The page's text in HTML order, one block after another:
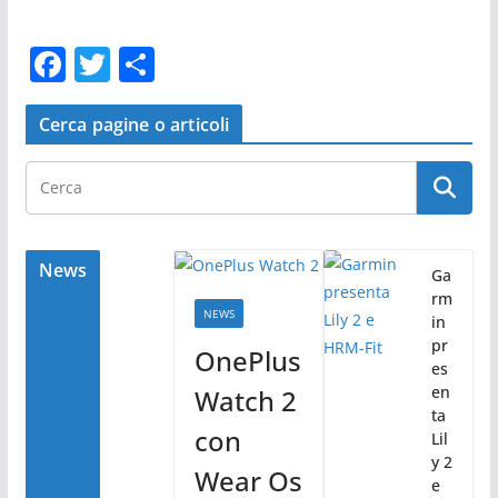
F
a
c
e
b
o
o
T
w
itt
er
C
o
n
di
vi
di
Cerca pagine o articoli
News
NEWS
OnePlus
Watch 2
con
Wear Os
Ga
rm
in
pr
es
en
ta
Lil
y 2
e